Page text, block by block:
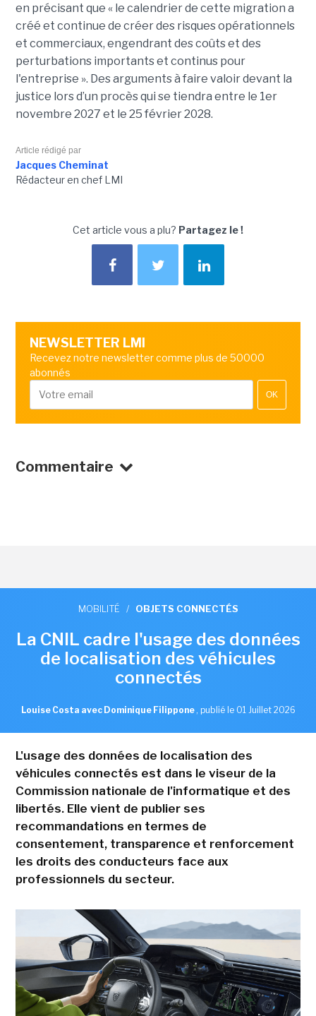
en précisant que « le calendrier de cette migration a
créé et continue de créer des risques opérationnels
et commerciaux, engendrant des coûts et des
perturbations importants et continus pour
l'entreprise ». Des arguments à faire valoir devant la
justice lors d’un procès qui se tiendra entre le 1er
novembre 2027 et le 25 février 2028.
Article rédigé par
Jacques Cheminat
Rédacteur en chef LMI
Cet article vous a plu? Partagez le !
NEWSLETTER LMI
Recevez notre newsletter comme plus de 50000
abonnés
OK
Commentaire
MOBILITÉ / OBJETS CONNECTÉS
La CNIL cadre l'usage des données
de localisation des véhicules
connectés
Louise Costa avec Dominique Filippone , publié le 01 Juillet 2026
L'usage des données de localisation des
véhicules connectés est dans le viseur de la
Commission nationale de l'informatique et des
libertés. Elle vient de publier ses
recommandations en termes de
consentement, transparence et renforcement
les droits des conducteurs face aux
professionnels du secteur.